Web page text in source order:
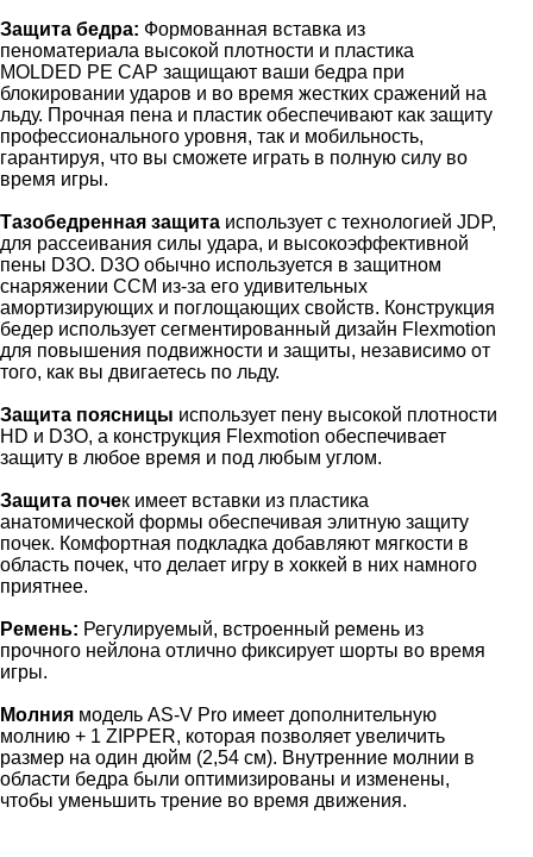
Защита бедра: Формованная вставка из
пеноматериала высокой плотности и пластика
MOLDED PE CAP защищают ваши бедра при
блокировании ударов и во время жестких сражений на
льду. Прочная пена и пластик обеспечивают как защиту
профессионального уровня, так и мобильность,
гарантируя, что вы сможете играть в полную силу во
время игры.
Тазобедренная защита использует с технологией JDP,
для рассеивания силы удара, и высокоэффективной
пены D3O. D3O обычно используется в защитном
снаряжении CCM из-за его удивительных
амортизирующих и поглощающих свойств. Конструкция
бедер использует сегментированный дизайн Flexmotion
для повышения подвижности и защиты, независимо от
того, как вы двигаетесь по льду.
Защита поясницы использует пену высокой плотности
HD и D3O, а конструкция Flexmotion обеспечивает
защиту в любое время и под любым углом.
Защита почек имеет вставки из пластика
анатомической формы обеспечивая элитную защиту
почек. Комфортная подкладка добавляют мягкости в
область почек, что делает игру в хоккей в них намного
приятнее.
Ремень: Регулируемый, встроенный ремень из
прочного нейлона отлично фиксирует шорты во время
игры.
Молния модель AS-V Pro имеет дополнительную
молнию + 1 ZIPPER, которая позволяет увеличить
размер на один дюйм (2,54 см). Внутренние молнии в
области бедра были оптимизированы и изменены,
чтобы уменьшить трение во время движения.